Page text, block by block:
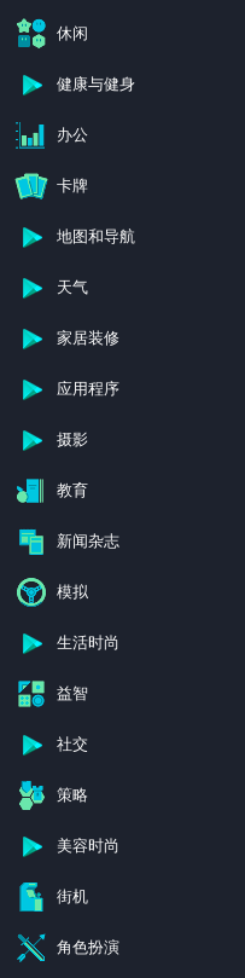
休闲
健康与健身
办公
卡牌
地图和导航
天气
家居装修
应用程序
摄影
教育
新闻杂志
模拟
生活时尚
益智
社交
策略
美容时尚
街机
角色扮演